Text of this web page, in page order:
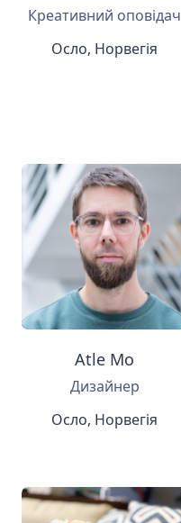
Креативний оповідач
Осло, Норвегія
Atle Mo
Дизайнер
Осло, Норвегія